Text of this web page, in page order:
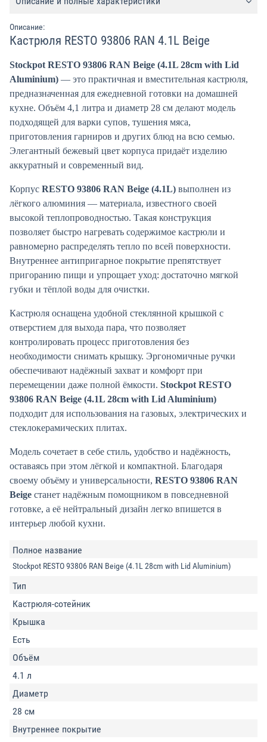
Описание:
Кастрюля RESTO 93806 RAN 4.1L Beige
Stockpot RESTO 93806 RAN Beige (4.1L 28cm with Lid
Aluminium) — это практичная и вместительная кастрюля,
предназначенная для ежедневной готовки на домашней
кухне. Объём 4,1 литра и диаметр 28 см делают модель
подходящей для варки супов, тушения мяса,
приготовления гарниров и других блюд на всю семью.
Элегантный бежевый цвет корпуса придаёт изделию
аккуратный и современный вид.
Корпус RESTO 93806 RAN Beige (4.1L) выполнен из
лёгкого алюминия — материала, известного своей
высокой теплопроводностью. Такая конструкция
позволяет быстро нагревать содержимое кастрюли и
равномерно распределять тепло по всей поверхности.
Внутреннее антипригарное покрытие препятствует
пригоранию пищи и упрощает уход: достаточно мягкой
губки и тёплой воды для очистки.
Кастрюля оснащена удобной стеклянной крышкой с
отверстием для выхода пара, что позволяет
контролировать процесс приготовления без
необходимости снимать крышку. Эргономичные ручки
обеспечивают надёжный захват и комфорт при
перемещении даже полной ёмкости. Stockpot RESTO
93806 RAN Beige (4.1L 28cm with Lid Aluminium)
подходит для использования на газовых, электрических и
стеклокерамических плитах.
Модель сочетает в себе стиль, удобство и надёжность,
оставаясь при этом лёгкой и компактной. Благодаря
своему объёму и универсальности, RESTO 93806 RAN
Beige станет надёжным помощником в повседневной
готовке, а её нейтральный дизайн легко впишется в
интерьер любой кухни.
Полное название
Stockpot RESTO 93806 RAN Beige (4.1L 28cm with Lid Aluminium)
Тип
Кастрюля-сотейник
Крышка
Есть
Объём
4.1 л
Диаметр
28 см
Внутреннее покрытие